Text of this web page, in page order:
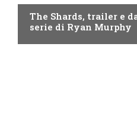
The Shards, trailer e
serie di Ryan Murphy